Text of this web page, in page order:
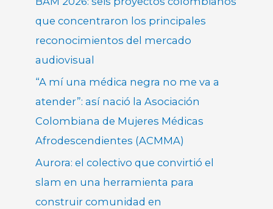
que concentraron los principales
reconocimientos del mercado
audiovisual
“A mí una médica negra no me va a
atender”: así nació la Asociación
Colombiana de Mujeres Médicas
Afrodescendientes (ACMMA)
Aurora: el colectivo que convirtió el
slam en una herramienta para
construir comunidad en